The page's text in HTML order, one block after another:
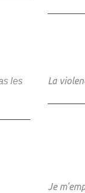
les
La
Je